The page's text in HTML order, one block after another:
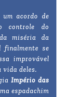
um acordo de
controle do
miséria da
finalmente se
improvável
vida deles.
Império das
espadachim